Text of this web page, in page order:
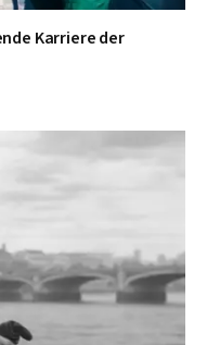
Karriere der